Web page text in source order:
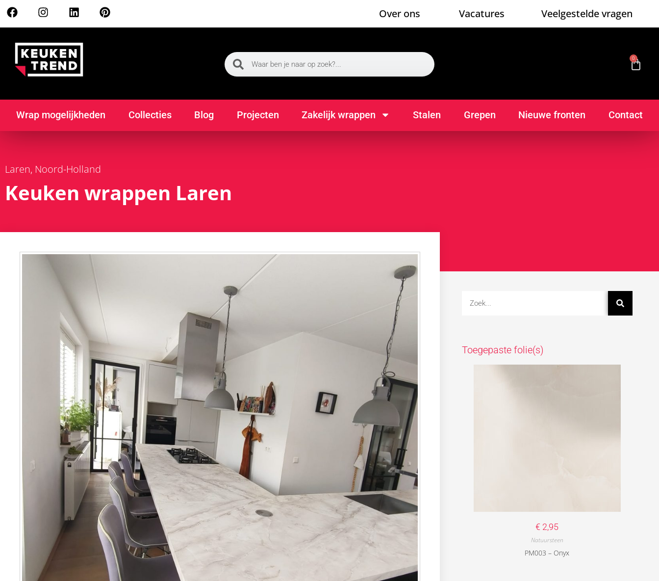
Over ons Vacatures Veelgestelde vragen
0
Wrap mogelijkheden Collecties Blog Projecten Zakelijk wrappen Stalen Grepen Nieuwe fronten Contact
Laren, Noord-Holland
Keuken wrappen Laren
Toegepaste folie(s)
€ 2,95
Natuursteen
PM003 – Onyx